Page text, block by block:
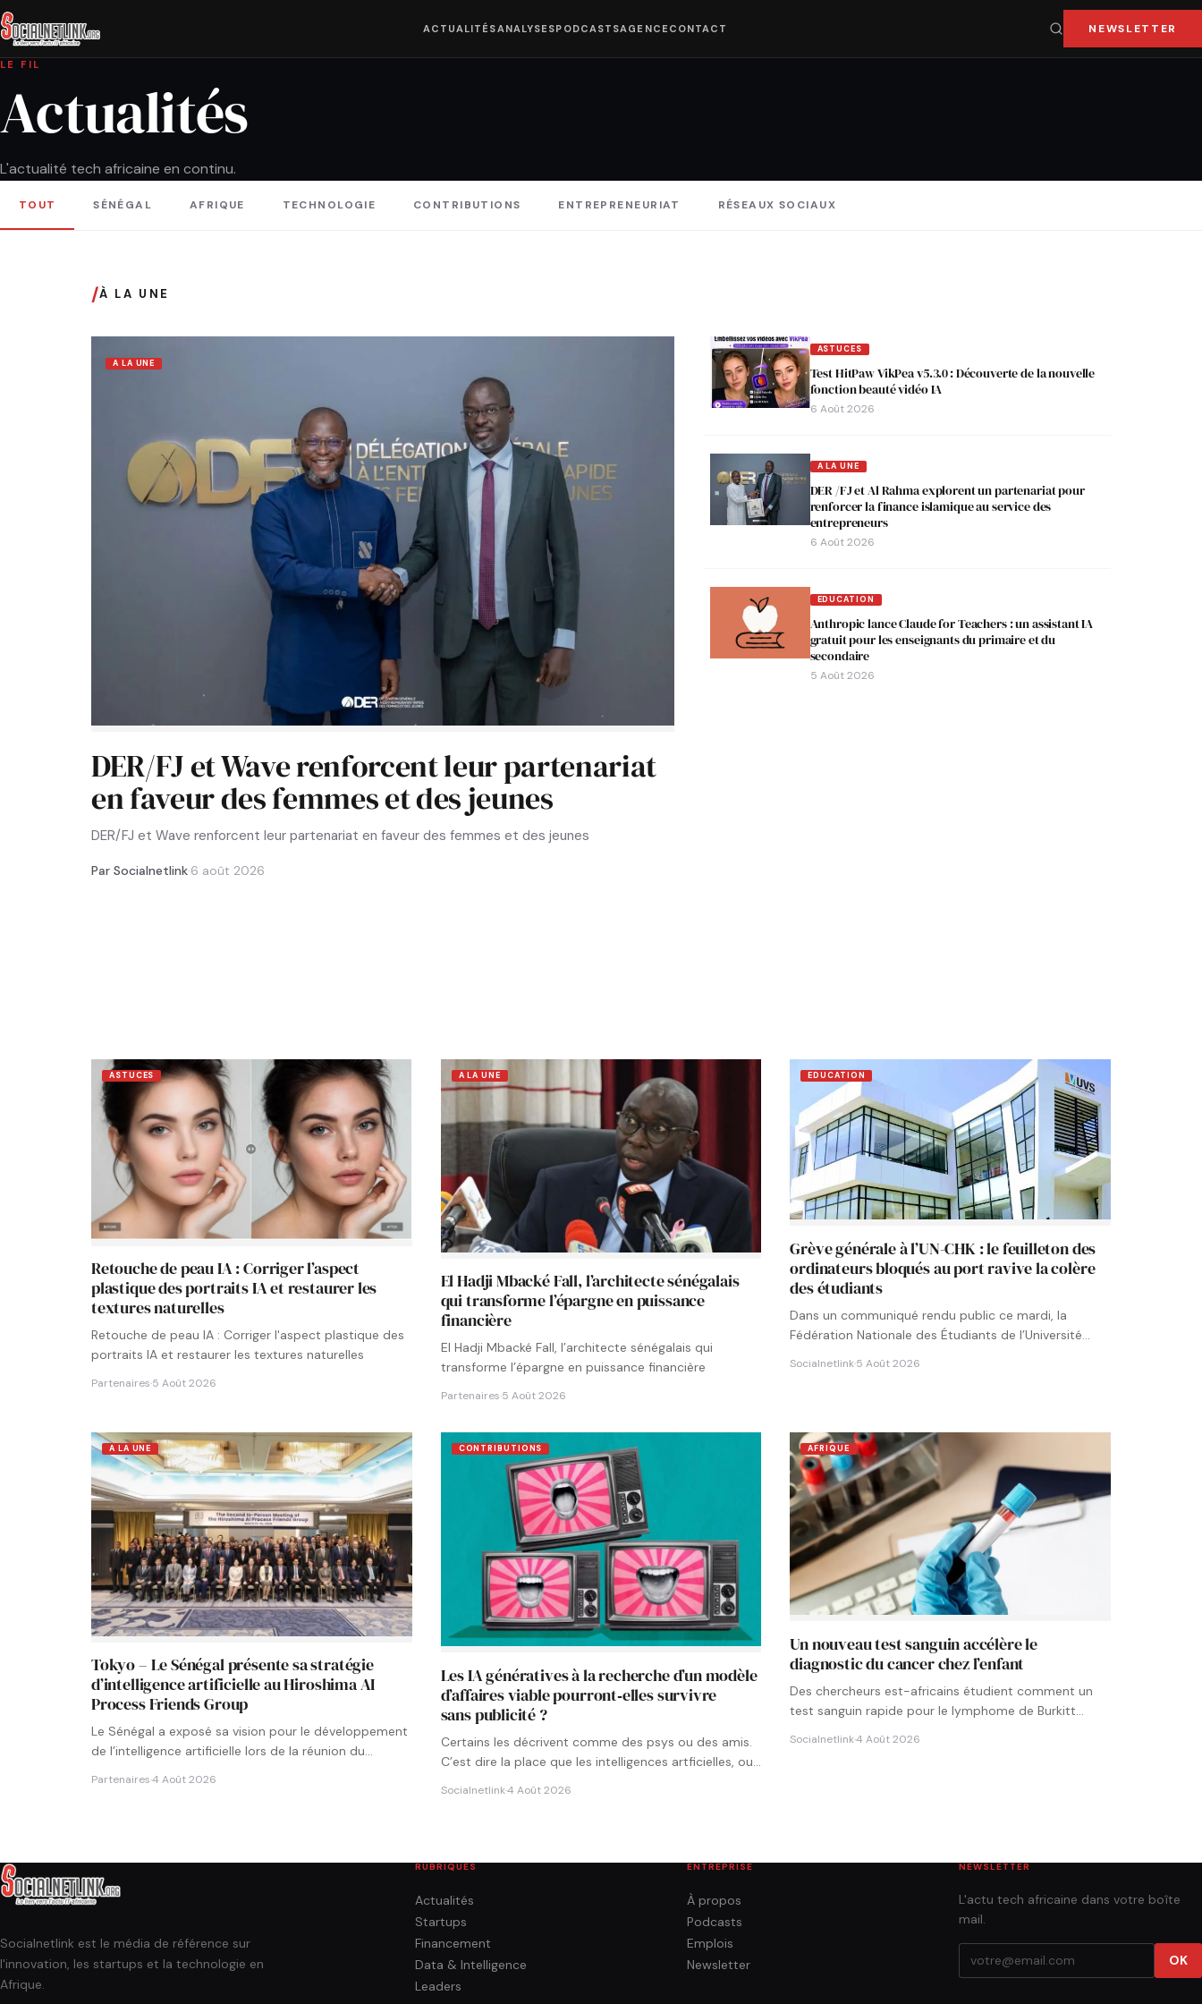
ACTUALITÉSANALYSESPODCASTSAGENCE CONTACT NEWSLETTER
LE FIL
Actualités
L'actualité tech africaine en continu.
TOUT SÉNÉGAL AFRIQUE TECHNOLOGIE CONTRIBUTIONS ENTREPRENEURIAT RÉSEAUX SOCIAUX
/À LA UNE
A LA UNE
DER/FJ et Wave renforcent leur partenariat
en faveur des femmes et des jeunes
DER/FJ et Wave renforcent leur partenariat en faveur des femmes et des jeunes
Par Socialnetlink·6 août 2026
ASTUCES
Test HitPaw VikPea v5.3.0 : Découverte de la nouvelle
fonction beauté vidéo IA
6 Août 2026
A LA UNE
DER /FJ et Al Rahma explorent un partenariat pour
renforcer la finance islamique au service des
entrepreneurs
6 Août 2026
EDUCATION
Anthropic lance Claude for Teachers : un assistant IA
gratuit pour les enseignants du primaire et du
secondaire
5 Août 2026
ASTUCES
Retouche de peau IA : Corriger l’aspect
plastique des portraits IA et restaurer les
textures naturelles
Retouche de peau IA : Corriger l'aspect plastique des
portraits IA et restaurer les textures naturelles
Partenaires·5 Août 2026
A LA UNE
El Hadji Mbacké Fall, l’architecte sénégalais
qui transforme l’épargne en puissance
financière
El Hadji Mbacké Fall, l’architecte sénégalais qui
transforme l’épargne en puissance financière
Partenaires·5 Août 2026
EDUCATION
Grève générale à l’UN-CHK : le feuilleton des
ordinateurs bloqués au port ravive la colère
des étudiants
Dans un communiqué rendu public ce mardi, la
Fédération Nationale des Étudiants de l’Université
Socialnetlink·5 Août 2026
A LA UNE
Tokyo – Le Sénégal présente sa stratégie
d’intelligence artificielle au Hiroshima AI
Process Friends Group
Le Sénégal a exposé sa vision pour le développement
de l’intelligence artificielle lors de la réunion du
Partenaires·4 Août 2026
CONTRIBUTIONS
Les IA génératives à la recherche d’un modèle
d’affaires viable pourront‑elles survivre
sans publicité ?
Certains les décrivent comme des psys ou des amis.
C’est dire la place que les intelligences artficielles, ou…
Socialnetlink·4 Août 2026
AFRIQUE
Un nouveau test sanguin accélère le
diagnostic du cancer chez l’enfant
Des chercheurs est-africains étudient comment un
test sanguin rapide pour le lymphome de Burkitt
Socialnetlink·4 Août 2026
Socialnetlink est le média de référence sur
l'innovation, les startups et la technologie en
Afrique.
RUBRIQUES
Actualités
Startups
Financement
Data & Intelligence
Leaders
ENTREPRISE
À propos
Podcasts
Emplois
Newsletter
NEWSLETTER
L'actu tech africaine dans votre boîte
mail.
OK